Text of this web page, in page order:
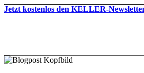
Jetzt kostenlos den KELLER-